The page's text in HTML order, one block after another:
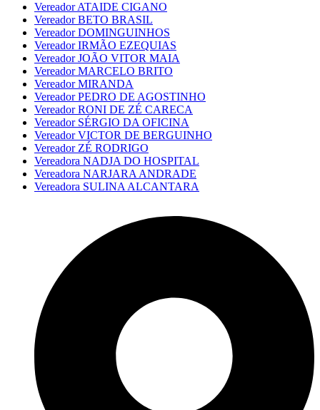
Vereador ATAIDE CIGANO
Vereador BETO BRASIL
Vereador DOMINGUINHOS
Vereador IRMÃO EZEQUIAS
Vereador JOÃO VITOR MAIA
Vereador MARCELO BRITO
Vereador MIRANDA
Vereador PEDRO DE AGOSTINHO
Vereador RONI DE ZÉ CARECA
Vereador SÉRGIO DA OFICINA
Vereador VICTOR DE BERGUINHO
Vereador ZÉ RODRIGO
Vereadora NADJA DO HOSPITAL
Vereadora NARJARA ANDRADE
Vereadora SULINA ALCANTARA